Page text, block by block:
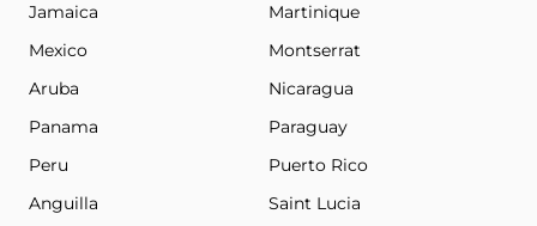
Jamaica
Martinique
Mexico
Montserrat
Aruba
Nicaragua
Panama
Paraguay
Peru
Puerto Rico
Anguilla
Saint Lucia